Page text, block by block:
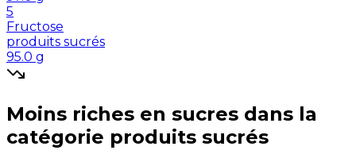
5
Fructose
produits sucrés
95.0 g
Moins riches en sucres dans la
catégorie produits sucrés